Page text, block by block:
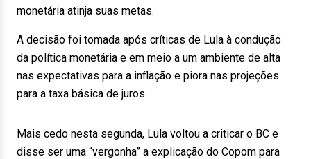
monetária atinja suas metas.
A decisão foi tomada após críticas de Lula à condução
da política monetária e em meio a um ambiente de alta
nas expectativas para a inflação e piora nas projeções
para a taxa básica de juros.
Mais cedo nesta segunda, Lula voltou a criticar o BC e
disse ser uma “vergonha” a explicação do Copom para